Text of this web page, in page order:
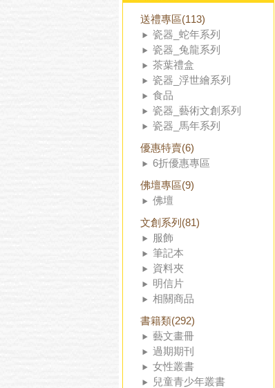
送禮專區(113)
瓷器_蛇年系列
瓷器_兔龍系列
茶葉禮盒
瓷器_浮世繪系列
食品
瓷器_藝術文創系列
瓷器_馬年系列
優惠特賣(6)
6折優惠專區
佛壇專區(9)
佛壇
文創系列(81)
服飾
筆記本
資料夾
明信片
相關商品
書籍類(292)
藝文畫冊
過期期刊
女性叢書
兒童青少年叢書